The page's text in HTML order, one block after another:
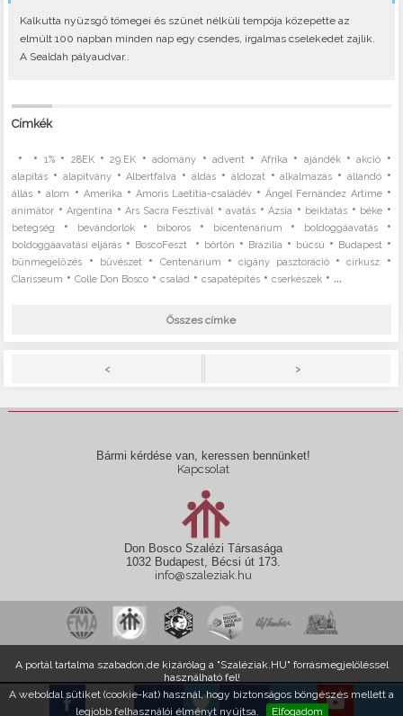
A weboldal sütiket (cookie-kat) használ, hogy biztonságos böngészés mellett a
legjobb felhasználói élményt nyújtsa.
Elfogadom
Kalkutta nyüzsgő tömegei és szünet nélküli tempója közepette az
elmúlt 100 napban minden nap egy csendes, irgalmas cselekedet zajlik.
A Sealdah pályaudvar..
Címkék
• • 1%• 28EK•29.EK •adomány •advent • Afrika • ajándék•akció •
alapítás • alapítvány•Albertfalva •áldás • áldozat •alkalmazás • állandó•
állás •álom • Amerika • Amoris Laetitia-családév •Ángel Fernández Artime•
animátor •Argentína •Ars Sacra Fesztivál •avatás •Ázsia • beiktatás • béke •
betegség • bevándorlók• bíboros • bicentenárium • boldoggáavatás•
boldoggáavatási eljárás • BoscoFeszt • börtön • Brazília • búcsú • Budapest •
bűnmegelőzés • bűvészet • Centenárium •cigány pasztoráció•cirkusz •
Clarisseum •Colle Don Bosco •család •csapatépítés •cserkészek • ...
Összes címke
< >
Bármi kérdése van, keressen bennünket!
Kapcsolat
Don Bosco Szalézi Társasága
1032 Budapest, Bécsi út 173.
info@szaleziak.hu
A portál tartalma szabadon,de kizárólag a "Szaléziak.HU" forrásmegjelöléssel
használható fel!